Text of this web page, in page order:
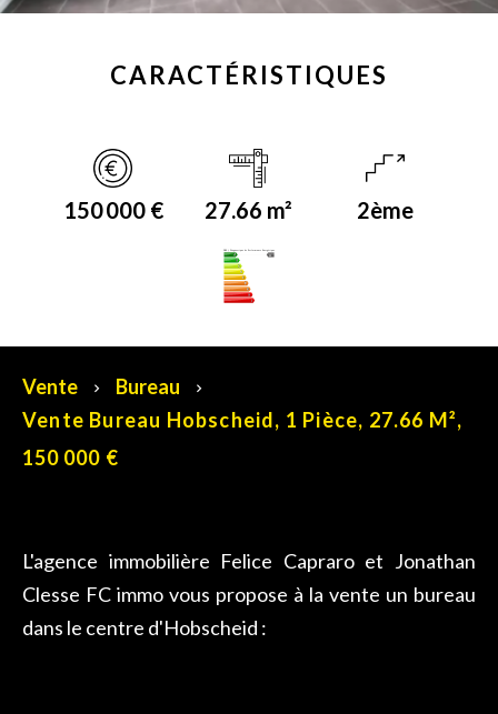
CARACTÉRISTIQUES
150 000 € 27.66 m² 2ème
DPE (Diagnostique de Performance Energétique)
Vente
Bureau
Vente Bureau Hobscheid, 1 Pièce, 27.66 M²,
150 000 €
L'agence immobilière Felice Capraro et Jonathan
Clesse FC immo vous propose à la vente un bureau
dans le centre d'Hobscheid :